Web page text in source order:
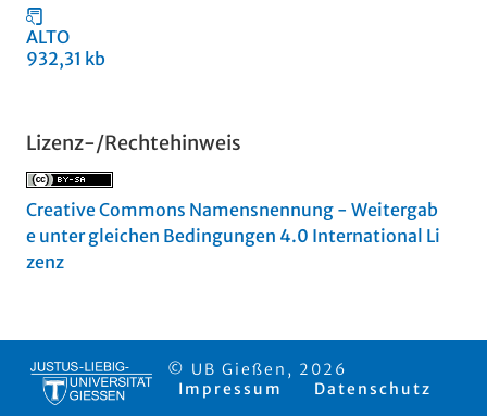
ALTO
932,31 kb
Lizenz-/Rechtehinweis
Creative Commons Namensnennung - Weitergab
e unter gleichen Bedingungen 4.0 International Li
zenz
© UB Gießen, 2026
Impressum
Datenschutz